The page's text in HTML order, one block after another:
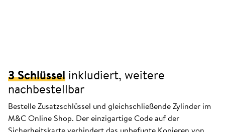
3 Schlüssel inkludiert, weitere
nachbestellbar
Bestelle Zusatzschlüssel und gleichschließende Zylinder im
M&C Online Shop. Der einzigartige Code auf der